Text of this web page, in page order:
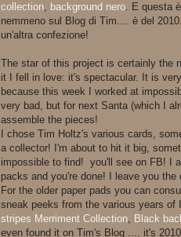
collection, background nero. E questa
nemmeno sul Blog di Tim.... è del
un'altra confezione!
The star of this project is certainly the
it I fell in love: it's spectacular. It is
because this week I worked at
very bad, but for next Santa (which I
assemble the pieces!
I chose Tim Holtz's various cards,
a collector! I'm about to hit it big,
impossible to find! you'll see on FB! I
packs and you're done! I leave you the
For the older paper pads you can
sneak peeks from the various years of
stripes Merriment Collection, Black
even found it on Tim's Blog .... it's